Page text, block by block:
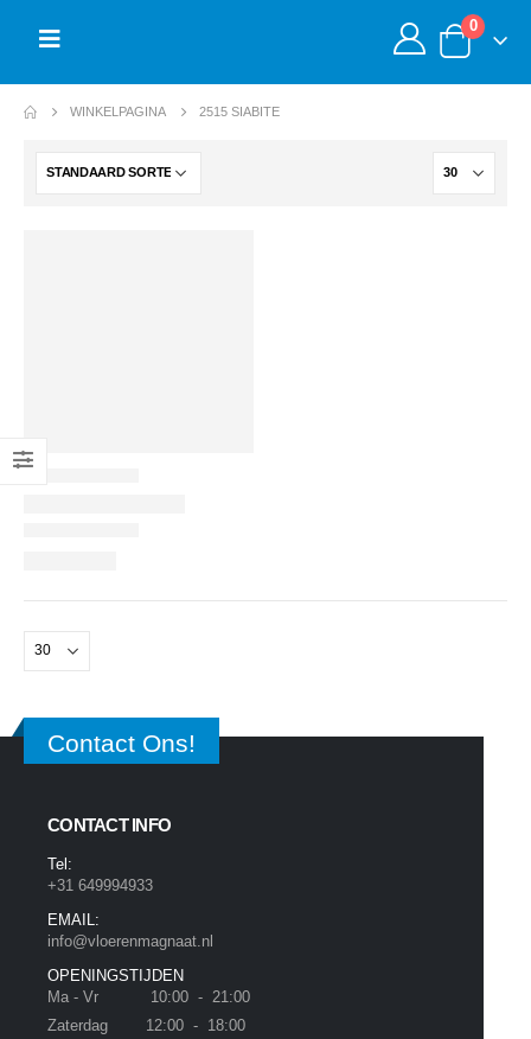
0
WINKELPAGINA 2515 SIABITE
Contact Ons!
CONTACT INFO
Tel:
+31 649994933
EMAIL:
info@vloerenmagnaat.nl
OPENINGSTIJDEN
Ma - Vr 10:00 - 21:00
Zaterdag 12:00 - 18:00